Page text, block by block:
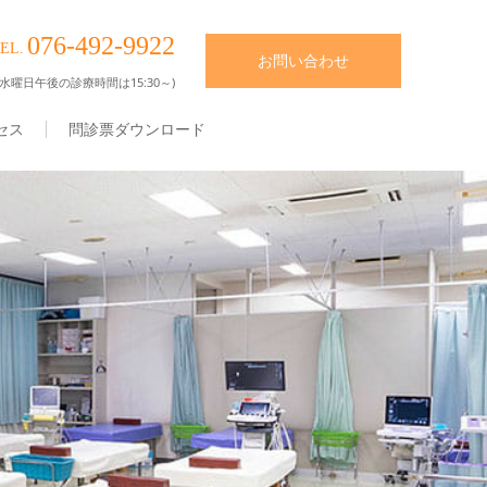
076-492-9922
曜日午後の診療時間は15:30～)
お問い合わせ
ス 問診票ダウンロード